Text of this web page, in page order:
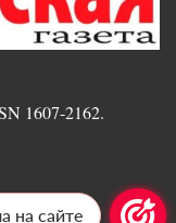
1607-2162.
на сайте